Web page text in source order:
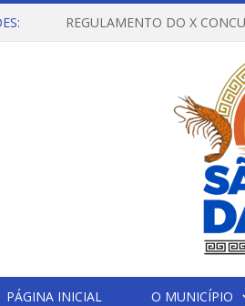
PÁGINA INICIAL O MUNICÍPIO